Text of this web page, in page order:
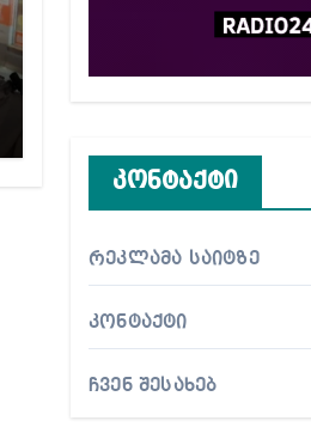
კონტაქტი
რეკლამა საიტზე
კონტაქტი
ჩვენ შესახებ